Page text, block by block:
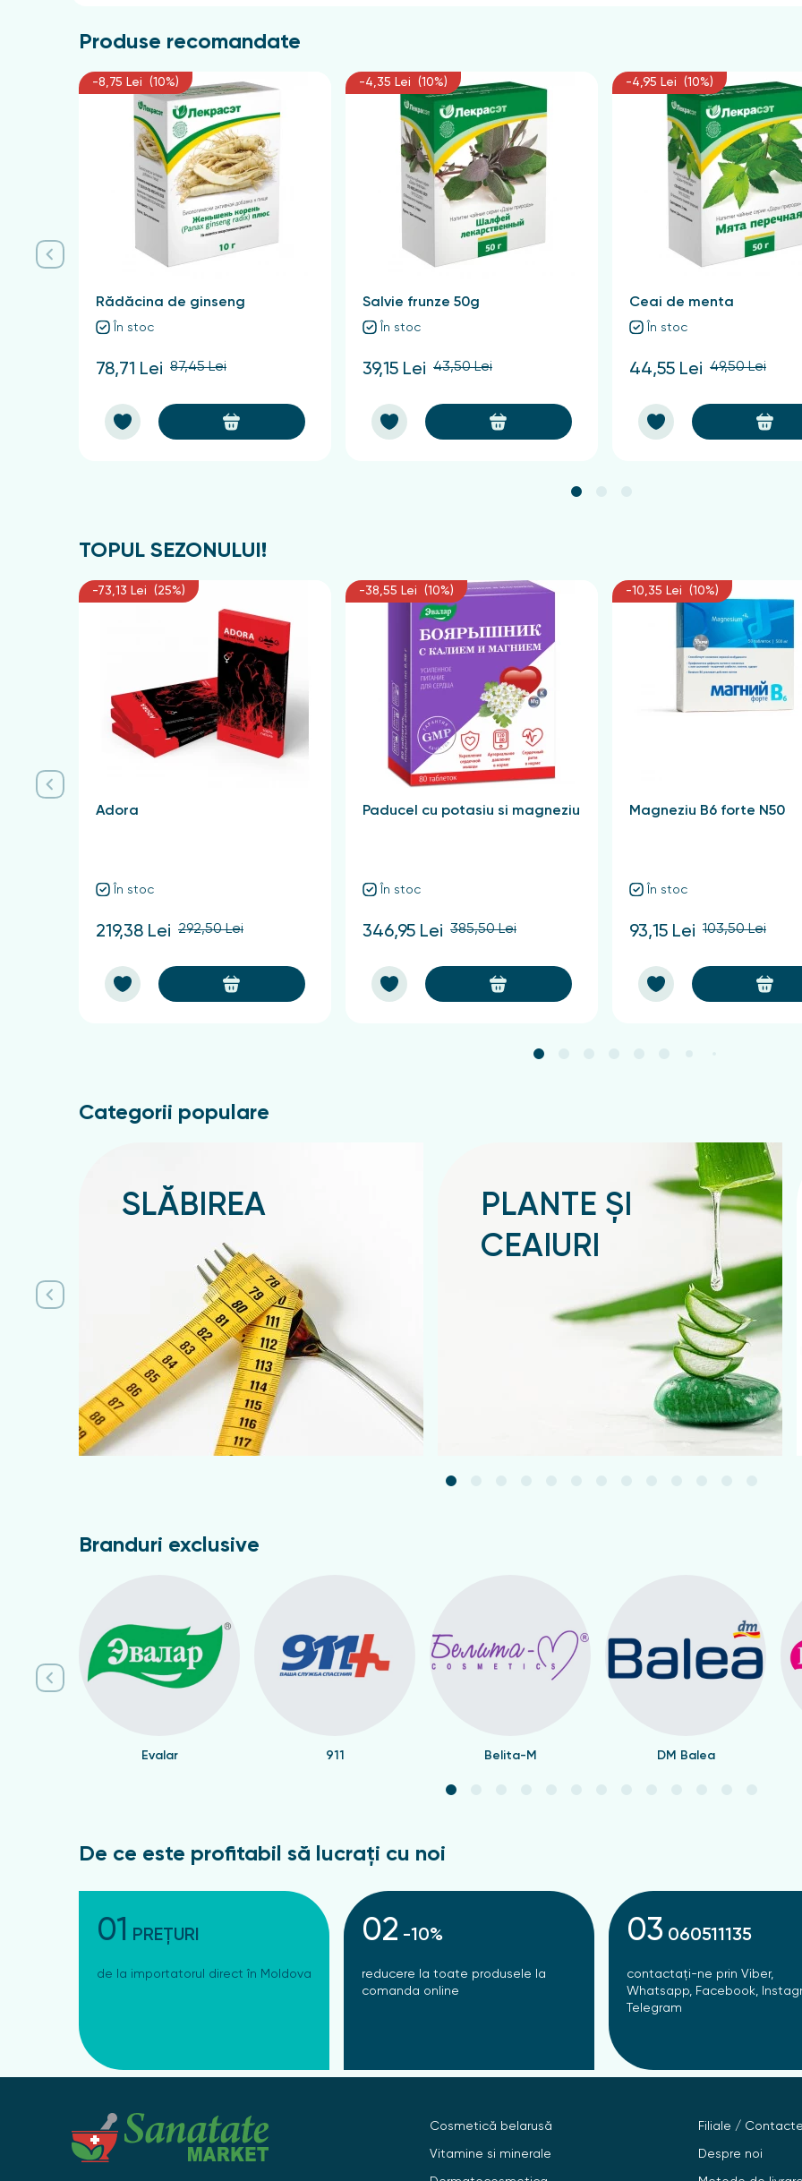
oboselii cronice asociate cu boli infecțioase cronice și intoxicația organismului.
hipotensiunii.
În ginecologie și obstetrică, preparatele din lemongrass sunt indicate în cazul toxicozei precoce și
perioada menopauzei (la tensiune arterială normală).
Recomandări pentru preparare și consum
Se toarnă 1 lingură de materie primă cu un pahar de apă fierbinte, se aduce la fierbere și se ia imediat de
câte 1 lingură dimineața și după-amiaza.
Cahul, Comrat, Telenești, Ungheni. Pret avantajos și livrare rapidă.
Produse recomandate
-8,75 Lei (10%)
Rădăcina de ginseng
În stoc
78,71 Lei 87,45 Lei
-4,35 Lei (10%)
Salvie frunze 50g
În stoc
39,15 Lei 43,50 Lei
-4,95 Lei (10%)
Ceai de menta
În stoc
44,55 Lei 49,50 Lei
TOPUL SEZONULUI!
-73,13 Lei (25%)
Adora
În stoc
219,38 Lei 292,50 Lei
-38,55 Lei (10%)
Paducel cu potasiu si magneziu
În stoc
346,95 Lei 385,50 Lei
-10,35 Lei (10%)
Magneziu B6 forte N50
În stoc
93,15 Lei 103,50 Lei
Categorii populare
SLĂBIREA
PLANTE ȘI
CEAIURI
Branduri exclusive
Evalar 911 Belita-M DM Balea
De ce este profitabil să lucrați cu noi
01 PREȚURI
de la importatorul direct în Moldova
02 -10%
reducere la toate produsele la
comanda online
03 060511135
contactați-ne prin Viber,
Whatsapp, Facebook,
Telegram
Cosmetică belarusă
Vitamine si minerale
Filiale / Contacte
Despre noi